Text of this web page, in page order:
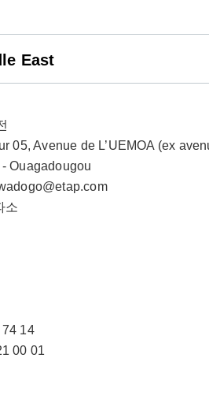
East
05, Avenue de L’UEMOA (ex
- Ouagadougou
소
14
00 01